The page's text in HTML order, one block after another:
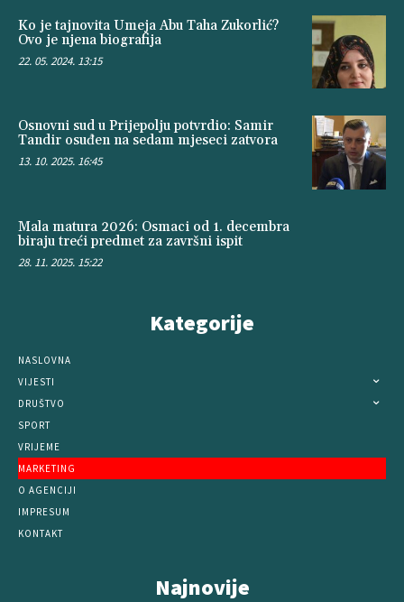
Ko je tajnovita Umeja Abu Taha Zukorlić?
Ovo je njena biografija
22. 05. 2024. 13:15
Osnovni sud u Prijepolju potvrdio: Samir
Tandir osuđen na sedam mjeseci zatvora
13. 10. 2025. 16:45
Mala matura 2026: Osmaci od 1. decembra
biraju treći predmet za završni ispit
28. 11. 2025. 15:22
Kategorije
NASLOVNA
VIJESTI
DRUŠTVO
SPORT
VRIJEME
MARKETING
O AGENCIJI
IMPRESUM
KONTAKT
Najnovije